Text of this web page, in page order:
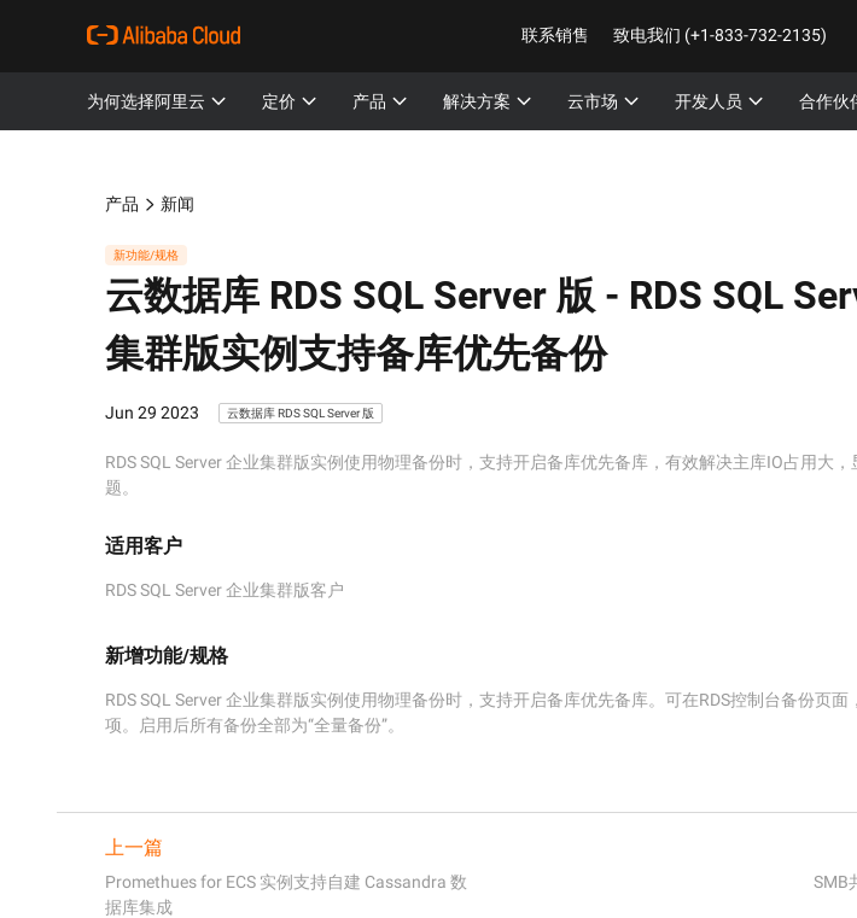
联系销售 致电我们 (+1-833-732-2135)
为何选择阿里云 定价 产品 解决方案 云市场 开发人员 合作伙
产品 新闻
新功能/规格
云数据库 RDS SQL Server 版 - RDS SQL
集群版实例支持备库优先备份
Jun 29 2023 云数据库 RDS SQL Server 版
RDS SQL Server 企业集群版实例使用物理备份时，支持开启备库优先备库，有效解决主库IO占用大
题。
适用客户
RDS SQL Server 企业集群版客户
新增功能/规格
RDS SQL Server 企业集群版实例使用物理备份时，支持开启备库优先备库。可在RDS控制台备份页面
项。启用后所有备份全部为“全量备份”。
上一篇
Promethues for ECS 实例支持自建 Cassandra 数
据库集成
SMB